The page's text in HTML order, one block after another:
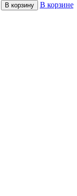
В корзину В корзине